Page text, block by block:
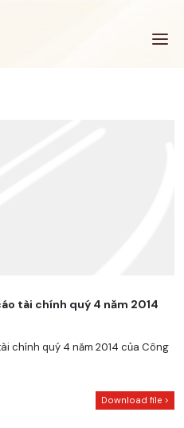
tài chính quý 4 năm 2014
chính quý 4 năm 2014 của Công
Download file >